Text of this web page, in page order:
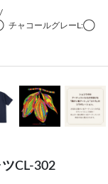
/
チャコールグレーL:◯
CL-302